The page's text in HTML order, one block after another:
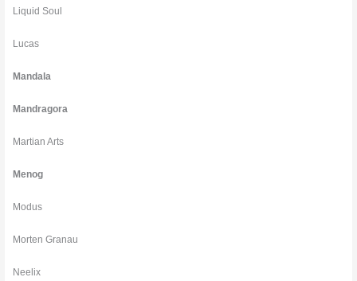
Liquid Soul
Lucas
Mandala
Mandragora
Martian Arts
Menog
Modus
Morten Granau
Neelix